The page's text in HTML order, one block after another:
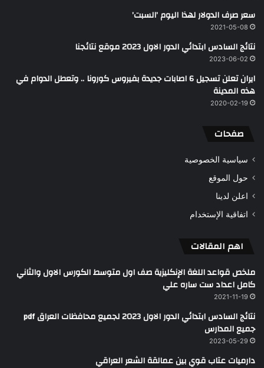
سعر صرف الدولار لهذا اليوم ’السبت’
2021-05-08
نتائج السادس ابتدائي الدور الاول 2023 موقع نتائجنا
2023-06-02
ايران تعلن تسجيل 6 اصابات جديدة بفيروس كورونا .. وتعطل الدوام في
هذه المدينة
2020-02-19
صفحات
سياسية الخصوصية
حول الموقع
اعلن لدينا
اتفاقية الإستخدام
اهم المقالات
ملخص قواعد اللغة الإنكليزية صف اول متوسط الكورس الاول والثاني
كامل اعداد ست ساره علي
2021-11-19
نتائج السادس ابتدائي الدور الاول 2023 لجميع محافظات العراق pdf
جميع المدارس
2023-05-29
دارميات عتاب قوي بين عمالقة الشعر العراقي